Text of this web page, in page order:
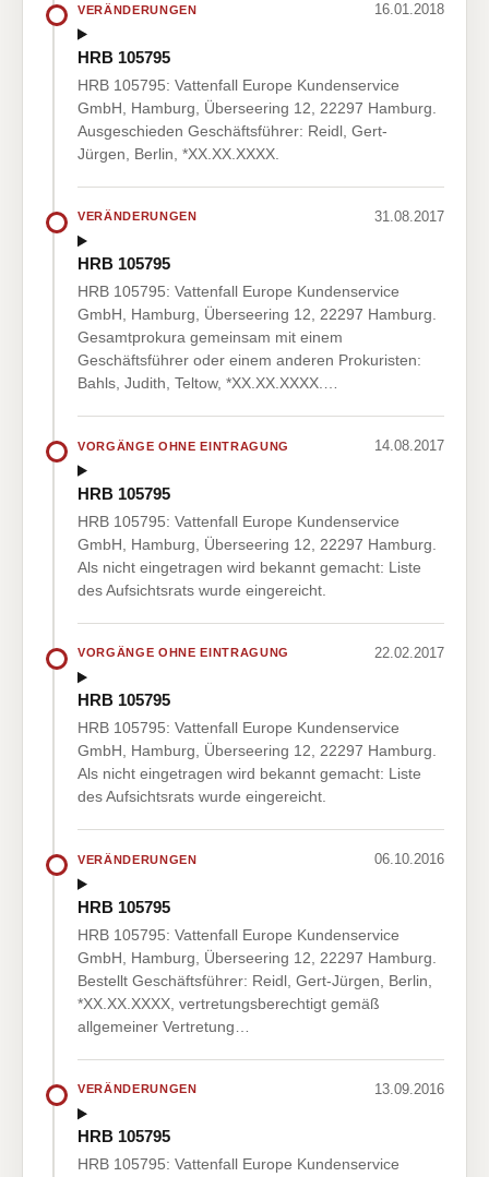
VERÄNDERUNGEN 16.01.2018
HRB 105795
HRB 105795: Vattenfall Europe Kundenservice
GmbH, Hamburg, Überseering 12, 22297 Hamburg.
Ausgeschieden Geschäftsführer: Reidl, Gert-
Jürgen, Berlin, *XX.XX.XXXX.
VERÄNDERUNGEN 31.08.2017
HRB 105795
HRB 105795: Vattenfall Europe Kundenservice
GmbH, Hamburg, Überseering 12, 22297 Hamburg.
Gesamtprokura gemeinsam mit einem
Geschäftsführer oder einem anderen Prokuristen:
Bahls, Judith, Teltow, *XX.XX.XXXX.…
VORGÄNGE OHNE EINTRAGUNG 14.08.2017
HRB 105795
HRB 105795: Vattenfall Europe Kundenservice
GmbH, Hamburg, Überseering 12, 22297 Hamburg.
Als nicht eingetragen wird bekannt gemacht: Liste
des Aufsichtsrats wurde eingereicht.
VORGÄNGE OHNE EINTRAGUNG 22.02.2017
HRB 105795
HRB 105795: Vattenfall Europe Kundenservice
GmbH, Hamburg, Überseering 12, 22297 Hamburg.
Als nicht eingetragen wird bekannt gemacht: Liste
des Aufsichtsrats wurde eingereicht.
VERÄNDERUNGEN 06.10.2016
HRB 105795
HRB 105795: Vattenfall Europe Kundenservice
GmbH, Hamburg, Überseering 12, 22297 Hamburg.
Bestellt Geschäftsführer: Reidl, Gert-Jürgen, Berlin,
*XX.XX.XXXX, vertretungsberechtigt gemäß
allgemeiner Vertretung…
VERÄNDERUNGEN 13.09.2016
HRB 105795
HRB 105795: Vattenfall Europe Kundenservice